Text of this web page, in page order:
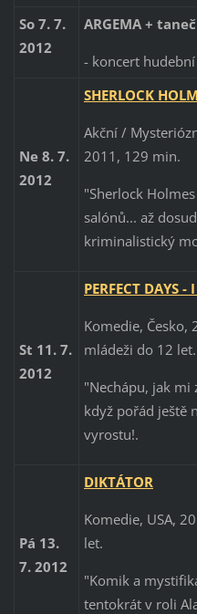
So 7. 7.
2012
ARGEMA +
- koncert
Ne 8. 7.
2012
SHERLOCK
Akční /
2011, 129 min.
"Sherlock
salónů... až
kriminalistický
St 11. 7.
2012
PERFECT DAYS -
Komedie,
mládeži do 12 let.
"Nechápu, jak mi
když pořád ještě
vyrostu!.
Pá 13.
7. 2012
DIKTÁTOR
Komedie, USA,
let.
"Komik a
tentokrát v roli